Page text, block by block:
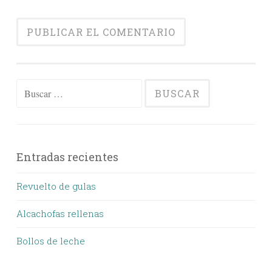
Buscar:
Entradas recientes
Revuelto de gulas
Alcachofas rellenas
Bollos de leche